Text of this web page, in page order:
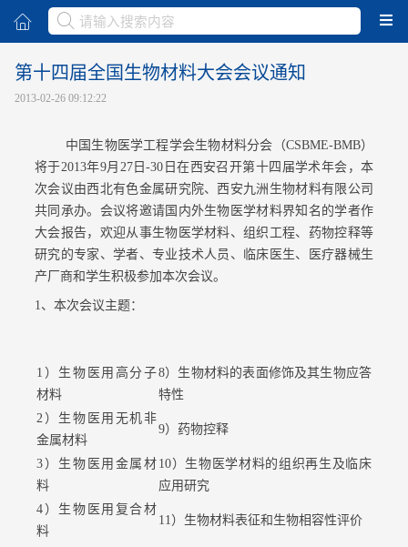
取消
第十四届全国生物材料大会会议通知
2013-02-26 09:12:22
中国生物医学工程学会生物材料分会（CSBME-BMB）
将于2013年9月27日-30日在西安召开第十四届学术年会，本
次会议由西北有色金属研究院、西安九洲生物材料有限公司
共同承办。会议将邀请国内外生物医学材料界知名的学者作
大会报告，欢迎从事生物医学材料、组织工程、药物控释等
研究的专家、学者、专业技术人员、临床医生、医疗器械生
产厂商和学生积极参加本次会议。
1、本次会议主题：
1）生物医用高分子
材料
8）生物材料的表面修饰及其生物应答
特性
2）生物医用无机非
金属材料
9）药物控释
3）生物医用金属材
料
10）生物医学材料的组织再生及临床
应用研究
4）生物医用复合材
料
11）生物材料表征和生物相容性评价